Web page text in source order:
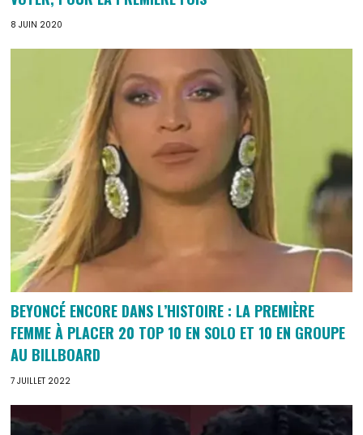
8 JUIN 2020
BEYONCÉ ENCORE DANS L’HISTOIRE : LA PREMIÈRE
FEMME À PLACER 20 TOP 10 EN SOLO ET 10 EN GROUPE
AU BILLBOARD
7 JUILLET 2022